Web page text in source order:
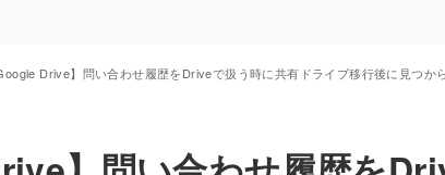
Drive】問い合わせ履歴をDriveで扱う時に共有ドライブ移行後に見つか